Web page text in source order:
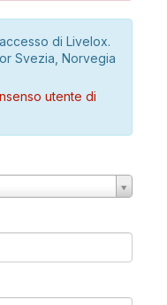
di Livelox.
Svezia, Norvegia
utente di